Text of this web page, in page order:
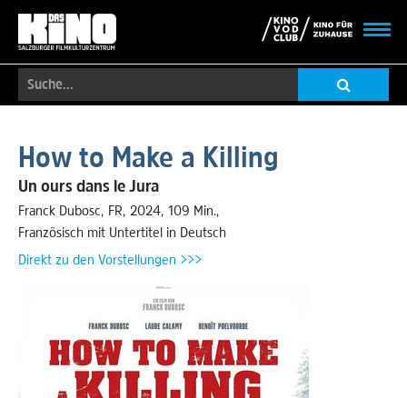
main
content
Suche...
How to Make a Killing
Un ours dans le Jura
Franck Dubosc FR 2024 109 Min.
Französisch mit Untertitel in Deutsch
Direkt zu den Vorstellungen >>>